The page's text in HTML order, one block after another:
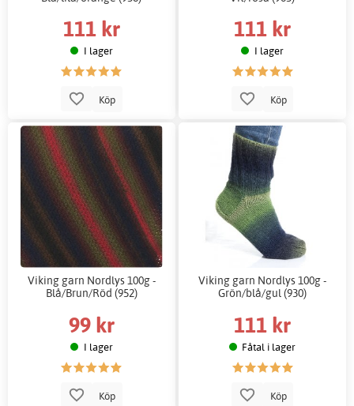
111 kr
I lager
Köp
111 kr
I lager
Köp
Viking garn Nordlys 100g -
Blå/Brun/Röd (952)
99 kr
I lager
Köp
Viking garn Nordlys 100g -
Grön/blå/gul (930)
111 kr
Fåtal i lager
Köp